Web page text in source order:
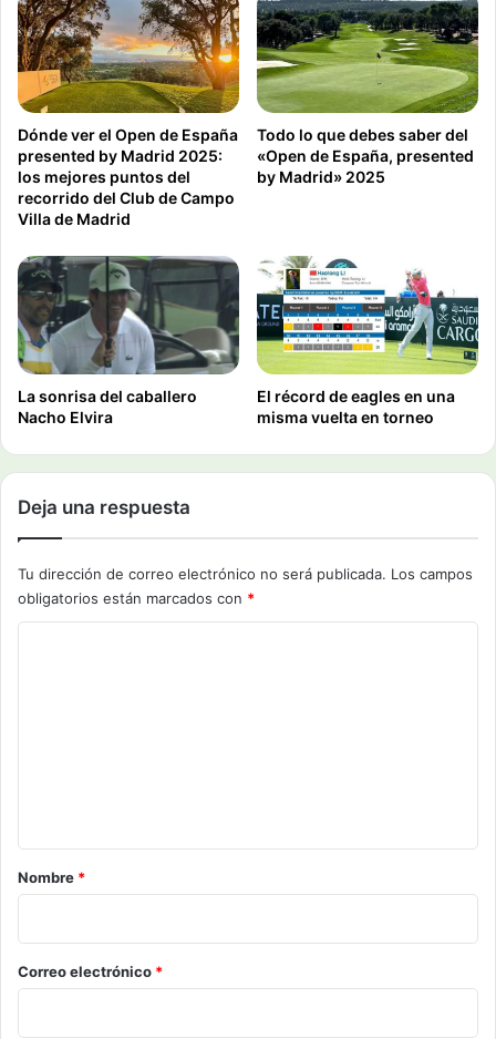
Dónde ver el Open de España
presented by Madrid 2025:
los mejores puntos del
recorrido del Club de Campo
Villa de Madrid
Todo lo que debes saber del
«Open de España, presented
by Madrid» 2025
La sonrisa del caballero
Nacho Elvira
El récord de eagles en una
misma vuelta en torneo
Deja una respuesta
Tu dirección de correo electrónico no será publicada. Los campos
obligatorios están marcados con *
r
o
*
Nombre *
Correo electrónico *